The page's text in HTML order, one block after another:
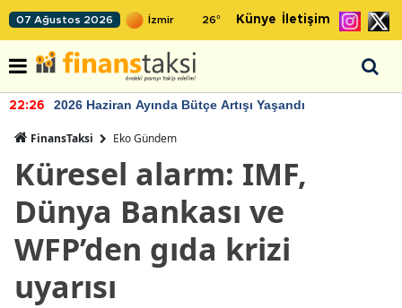
07 Ağustos 2026 26° Künye İletişim
22:26 2026 Haziran Ayında Bütçe Artışı Yaşandı
FinansTaksi Eko Gündem
Küresel alarm: IMF,
Dünya Bankası ve
WFP’den gıda krizi
uyarısı